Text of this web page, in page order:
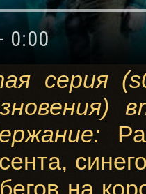
- 0:00
серия
на